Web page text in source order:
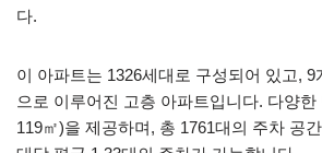
다.
이 아파트는 1326세대로 구성되어 있고, 9
으로 이루어진 고층 아파트입니다. 다양한
119㎡)을 제공하며, 총 1761대의 주차 공